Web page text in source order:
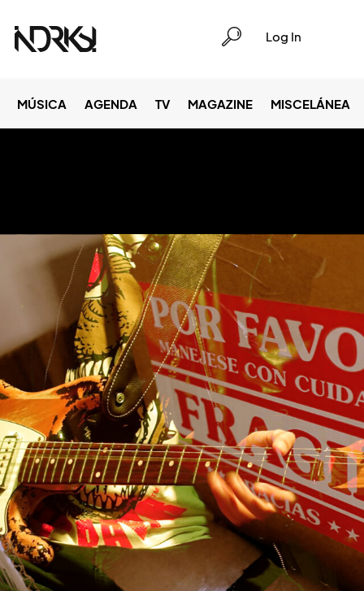
Log In
MÚSICA AGENDA TV MAGAZINE MISCELÁNEA